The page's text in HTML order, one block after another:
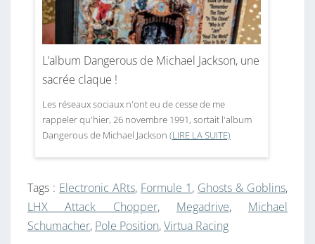
L’album Dangerous de Michael Jackson, une
sacrée claque !
Les réseaux sociaux n'ont eu de cesse de me
rappeler qu'hier, 26 novembre 1991, sortait l'album
Dangerous de Michael Jackson (LIRE LA SUITE)
Tags : Electronic ARts, Formule 1, Ghosts & Goblins,
LHX Attack Chopper, Megadrive, Michael
Schumacher, Pole Position,Virtua Racing